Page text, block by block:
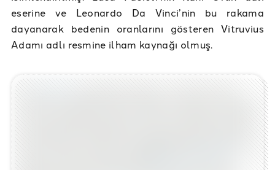
eserine ve Leonardo Da Vinci’nin bu rakama
dayanarak bedenin oranlarını gösteren Vitruvius
Adamı adlı resmine ilham kaynağı olmuş.